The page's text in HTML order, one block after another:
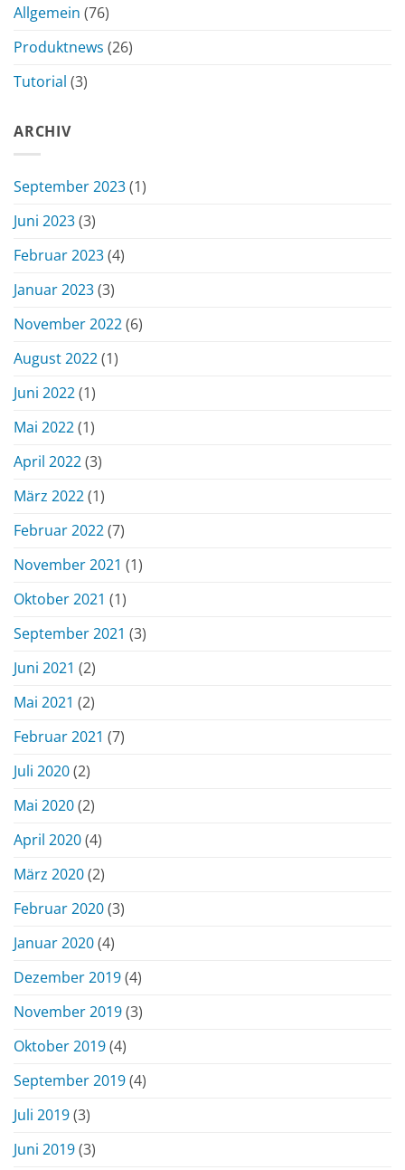
Allgemein (76)
Produktnews (26)
Tutorial (3)
ARCHIV
September 2023(1)
Juni 2023(3)
Februar 2023(4)
Januar 2023(3)
November 2022(6)
August 2022(1)
Juni 2022(1)
Mai 2022(1)
April 2022(3)
März 2022(1)
Februar 2022(7)
November 2021 (1)
Oktober 2021 (1)
September 2021 (3)
Juni 2021 (2)
Mai 2021 (2)
Februar 2021 (7)
Juli 2020(2)
Mai 2020(2)
April 2020(4)
März 2020(2)
Februar 2020(3)
Januar 2020(4)
Dezember 2019(4)
November 2019(3)
Oktober 2019(4)
September 2019(4)
Juli 2019(3)
Juni 2019(3)